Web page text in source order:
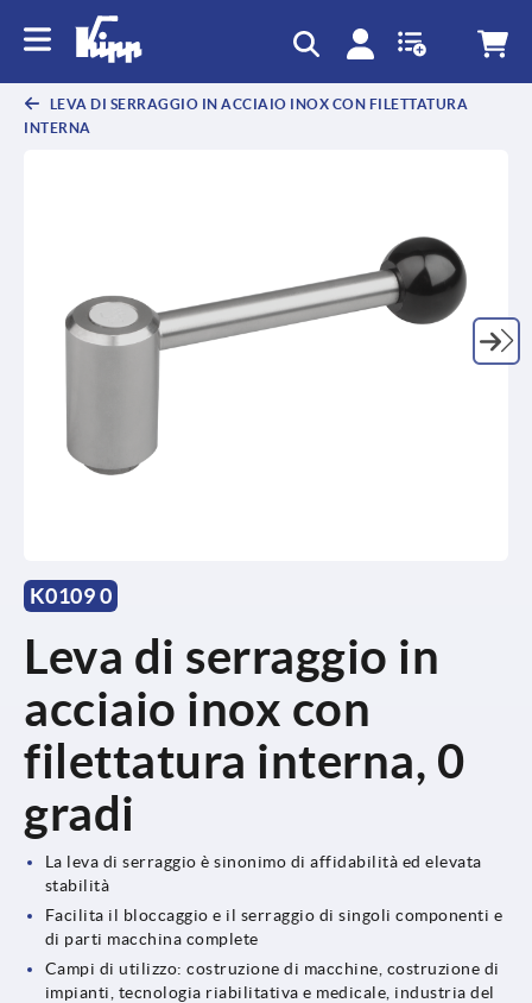
LEVA DI SERRAGGIO IN ACCIAIO INOX CON FILETTATURA
INTERNA
K0109 0
Leva di serraggio in
acciaio inox con
filettatura interna, 0
gradi
La leva di serraggio è sinonimo di affidabilità ed elevata
stabilità
Facilita il bloccaggio e il serraggio di singoli componenti e
di parti macchina complete
Campi di utilizzo: costruzione di macchine, costruzione di
impianti, tecnologia riabilitativa e medicale, industria del